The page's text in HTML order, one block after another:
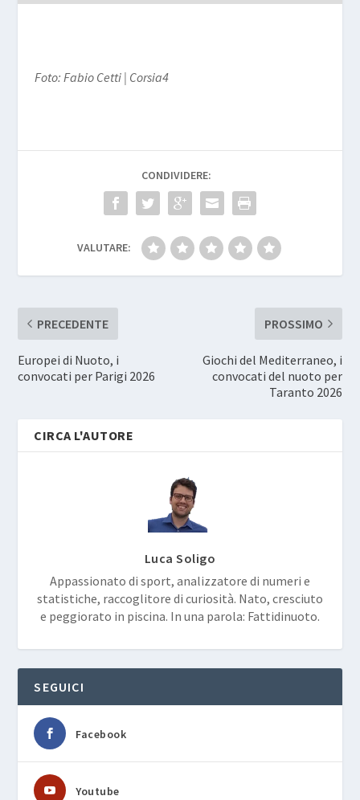
Foto: Fabio Cetti | Corsia4
CONDIVIDERE:
VALUTARE:
PRECEDENTE
Europei di Nuoto, i
convocati per Parigi 2026
PROSSIMO
Giochi del Mediterraneo, i
convocati del nuoto per
Taranto 2026
CIRCA L'AUTORE
Luca Soligo
Appassionato di sport, analizzatore di numeri e
statistiche, raccoglitore di curiosità. Nato, cresciuto
e peggiorato in piscina. In una parola: Fattidinuoto.
SEGUICI
Facebook
Youtube